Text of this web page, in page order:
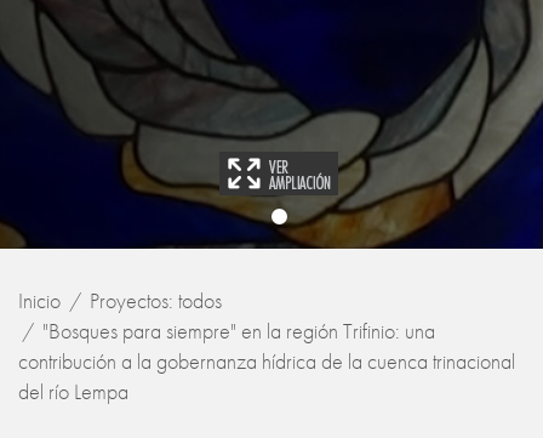
Inicio
Proyectos: todos
"Bosques para siempre" en la región Trifinio: una
contribución a la gobernanza hídrica de la cuenca trinacional
del río Lempa